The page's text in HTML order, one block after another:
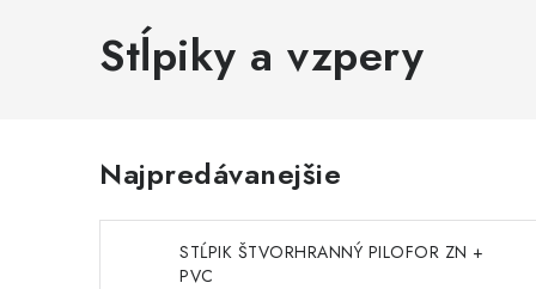
Stĺpiky a vzpery
Najpredávanejšie
STĹPIK ŠTVORHRANNÝ PILOFOR ZN +
PVC